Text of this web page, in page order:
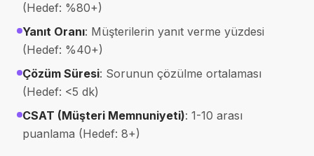
(Hedef: %80+)
Yanıt Oranı: Müşterilerin yanıt verme yüzdesi
(Hedef: %40+)
Çözüm Süresi: Sorunun çözülme ortalaması
(Hedef: <5 dk)
CSAT (Müşteri Memnuniyeti): 1-10 arası
puanlama (Hedef: 8+)